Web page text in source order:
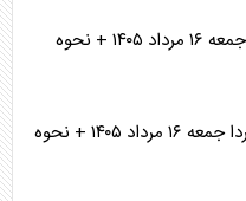
جدول قطعی برق استان تهران فردا جمعه ۱۶ مرداد ۱۴۰۵ + نحوه
جدول قطعی برق استان مازندران فردا جمعه ۱۶ مرداد ۱۴۰۵ + نحوه